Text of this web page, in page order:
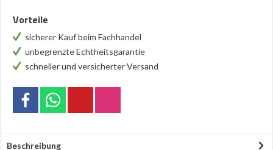
Vorteile
sicherer Kauf beim Fachhandel
unbegrenzte Echtheitsgarantie
schneller und versicherter Versand
Beschreibung